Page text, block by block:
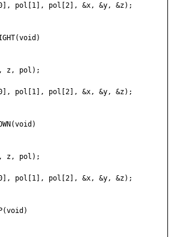
pol[1], pol[2], &x, &y, &z);
z, pol);
pol[1], pol[2], &x, &y, &z);
z, pol);
pol[1], pol[2], &x, &y, &z);